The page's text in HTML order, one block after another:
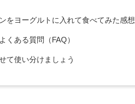
をヨーグルトに入れて食べてみた感想
くある質問（FAQ）
て使い分けましょう